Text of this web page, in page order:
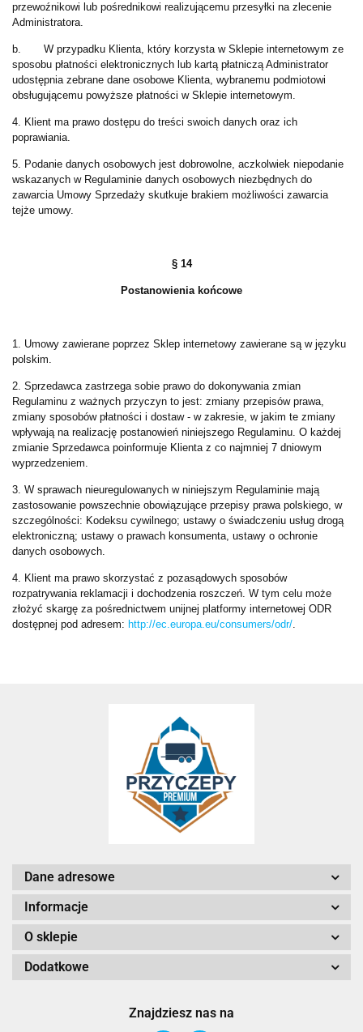
przewoźnikowi lub pośrednikowi realizującemu przesyłki na zlecenie
Administratora.
b. W przypadku Klienta, który korzysta w Sklepie internetowym ze
sposobu płatności elektronicznych lub kartą płatniczą Administrator
udostępnia zebrane dane osobowe Klienta, wybranemu podmiotowi
obsługującemu powyższe płatności w Sklepie internetowym.
4. Klient ma prawo dostępu do treści swoich danych oraz ich
poprawiania.
5. Podanie danych osobowych jest dobrowolne, aczkolwiek niepodanie
wskazanych w Regulaminie danych osobowych niezbędnych do
zawarcia Umowy Sprzedaży skutkuje brakiem możliwości zawarcia
tejże umowy.
§ 14
Postanowienia końcowe
1. Umowy zawierane poprzez Sklep internetowy zawierane są w języku
polskim.
2. Sprzedawca zastrzega sobie prawo do dokonywania zmian
Regulaminu z ważnych przyczyn to jest: zmiany przepisów prawa,
zmiany sposobów płatności i dostaw - w zakresie, w jakim te zmiany
wpływają na realizację postanowień niniejszego Regulaminu. O każdej
zmianie Sprzedawca poinformuje Klienta z co najmniej 7 dniowym
wyprzedzeniem.
3. W sprawach nieuregulowanych w niniejszym Regulaminie mają
zastosowanie powszechnie obowiązujące przepisy prawa polskiego, w
szczególności: Kodeksu cywilnego; ustawy o świadczeniu usług drogą
elektroniczną; ustawy o prawach konsumenta, ustawy o ochronie
danych osobowych.
4. Klient ma prawo skorzystać z pozasądowych sposobów
rozpatrywania reklamacji i dochodzenia roszczeń. W tym celu może
złożyć skargę za pośrednictwem unijnej platformy internetowej ODR
dostępnej pod adresem: http://ec.europa.eu/consumers/odr/.
Dane adresowe
Informacje
O sklepie
Dodatkowe
Znajdziesz nas na